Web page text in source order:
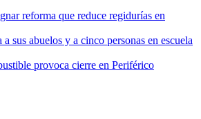
reforma que reduce regidurías en
a sus abuelos y a cinco personas en escuela
provoca cierre en Periférico